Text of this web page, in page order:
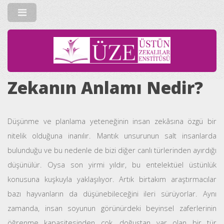
Zekanın Anlamı Nedir?
Düşünme ve planlama yeteneğinin insan zekâsına özgü bir
nitelik olduğuna inanılır. Mantık unsurunun salt insanlarda
bulunduğu ve bu nedenle de bizi diğer canlı türlerinden ayırdığı
düşünülür. Oysa son yirmi yıldır, bu entelektüel üstünlük
konusuna kuşkuyla yaklaşılıyor. Artık birtakım araştırmacılar
bazı hayvanların da düşünebileceğini ileri sürüyorlar. Aynı
zamanda, insan soyunun görünürdeki beyinsel zaferlerinin